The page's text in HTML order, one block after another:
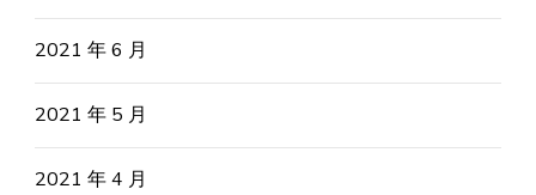
2021 年 6 月
2021 年 5 月
2021 年 4 月